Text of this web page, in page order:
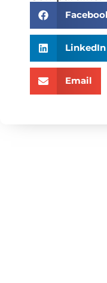
LinkedIn
Email